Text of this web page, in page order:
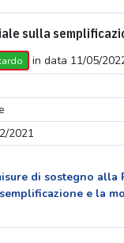
sulla
in data 11/05/
2021
di sostegno alla
e la